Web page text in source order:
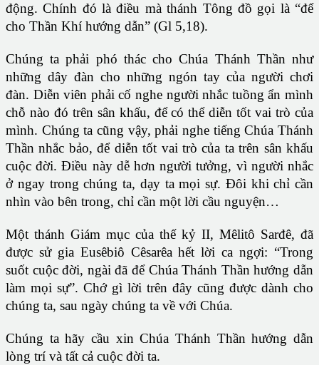
động. Chính đó là điều mà thánh Tông đồ gọi là “để
cho Thần Khí hướng dẫn” (Gl 5,18).
Chúng ta phải phó thác cho Chúa Thánh Thần như
những dây đàn cho những ngón tay của người chơi
đàn. Diễn viên phải cố nghe người nhắc tuồng ẩn mình
chỗ nào đó trên sân khấu, để có thể diễn tốt vai trò của
mình. Chúng ta cũng vậy, phải nghe tiếng Chúa Thánh
Thần nhắc bảo, để diễn tốt vai trò của ta trên sân khấu
cuộc đời. Điều này dễ hơn người tưởng, vì người nhắc
ở ngay trong chúng ta, dạy ta mọi sự. Đôi khi chỉ cần
nhìn vào bên trong, chỉ cần một lời cầu nguyện…
Một thánh Giám mục của thế kỷ II, Mêlitô Sarđê, đã
được sử gia Eusêbiô Cêsarêa hết lời ca ngợi: “Trong
suốt cuộc đời, ngài đã để Chúa Thánh Thần hướng dẫn
làm mọi sự”. Chớ gì lời trên đây cũng được dành cho
chúng ta, sau ngày chúng ta về với Chúa.
Chúng ta hãy cầu xin Chúa Thánh Thần hướng dẫn
lòng trí và tất cả cuộc đời ta.